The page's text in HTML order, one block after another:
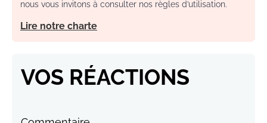
nous vous invitons à consulter nos règles d’utilisation.
Lire notre charte
VOS RÉACTIONS